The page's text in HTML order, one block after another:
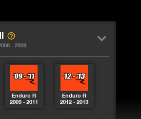
- 2009
Enduro R
2009 - 2011
Enduro R
2012 - 2013